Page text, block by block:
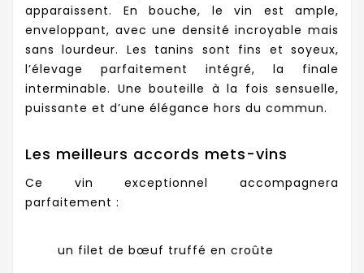
apparaissent. En bouche, le vin est ample,
enveloppant, avec une densité incroyable mais
sans lourdeur. Les tanins sont fins et soyeux,
l’élevage parfaitement intégré, la finale
interminable. Une bouteille à la fois sensuelle,
puissante et d’une élégance hors du commun.
Les meilleurs accords mets-vins
Ce vin exceptionnel accompagnera
parfaitement :
un filet de bœuf truffé en croûte